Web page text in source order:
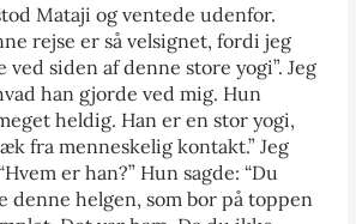
Mataji og ventede udenfor.
rejse er så velsignet, fordi jeg
siden af denne store yogi”. Jeg
han gjorde ved mig. Hun
heldig. Han er en stor yogi,
fra menneskelig kontakt.” Jeg
er han?” Hun sagde: “Du
denne helgen, som bor på toppen